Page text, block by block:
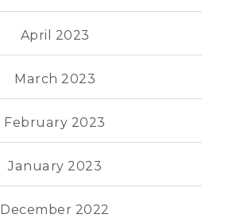
April 2023
March 2023
February 2023
January 2023
December 2022